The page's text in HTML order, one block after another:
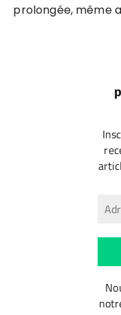
prolongée, même